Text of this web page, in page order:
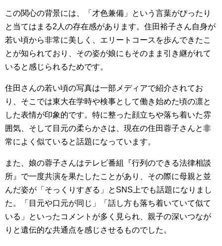
この関心の背景には、「才色兼備」という言葉がぴったり
と当てはまる2人の存在感があります。住田裕子さん自身が
若い頃から非常に美しく、エリートコースを歩んできたこ
とが知られており、その姿が娘にもそのまま引き継がれて
いると感じられるためです。
住田さんの若い頃の写真は一部メディアで紹介されてお
り、そこでは東大在学時や検事として働き始めた頃の凛と
した表情が印象的です。特に整った顔立ちや落ち着いた雰
囲気、そして目元の柔らかさは、現在の住田蓉子さんと非
常によく似ていると話題になっています。
また、娘の蓉子さんはテレビ番組『行列のできる法律相談
所』で一度共演を果たしたことがあり、その際に母親と並
んだ姿が「そっくりすぎる」とSNS上でも話題になりまし
た。「目元や口元が同じ」「話し方も落ち着いていて似て
いる」といったコメントが多く見られ、親子の深いつなが
りと遺伝的な共通点を感じさせるものでした。